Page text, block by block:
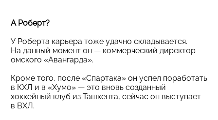
А Роберт?
У Роберта карьера тоже удачно складывается.
На данный момент он — коммерческий директор
омского «Авангарда».
Кроме того, после «Спартака» он успел поработать
в КХЛ и в «Хумо» — это вновь созданный
хоккейный клуб из Ташкента, сейчас он выступает
в ВХЛ.